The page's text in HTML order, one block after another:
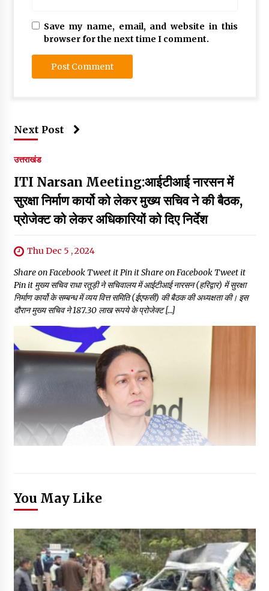
Save my name, email, and website in this
browser for the next time I comment.
Next Post
उत्तराखंड
ITI Narsan Meeting:आईटीआई नारसन में
सुरक्षा निर्माण कार्यो को लेकर मुख्य सचिव ने की बैठक,
प्रोजेक्ट को लेकर अधिकारियों को दिए निर्देश
Thu Dec 5 , 2024
Share on Facebook Tweet it Pin it Share on Facebook Tweet it
Pin it मुख्य सचिव राधा रतूड़ी ने सचिवालय में आईटीआई नारसन (हरिद्वार) में सुरक्षा
निर्माण कार्यो के सम्बन्ध में व्यय वित्त समिति (ईएफसी) की बैठक की अध्यक्षता की। इस
दौरान मुख्य सचिव ने 187.30 लाख रूपये के प्रोजेक्ट […]
You May Like